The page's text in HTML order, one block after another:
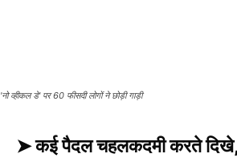
'नो व्हीकल डे' पर 60 फीसदी लोगों ने छोड़ी गाड़ी
➤ कई पैदल चहलकदमी करते